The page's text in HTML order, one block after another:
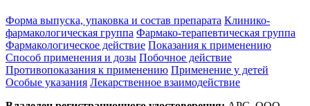
Форма выпуска, упаковка и состав препарата Клинико-
фармакологическая группа Фармако-терапевтическая группа
Фармакологическое действие Показания к применению
Способ применения и дозы Побочное действие
Противопоказания к применению Применение у детей
Особые указания Лекарственное взаимодействие